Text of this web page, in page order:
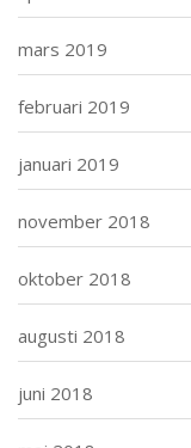
mars 2019
februari 2019
januari 2019
november 2018
oktober 2018
augusti 2018
juni 2018